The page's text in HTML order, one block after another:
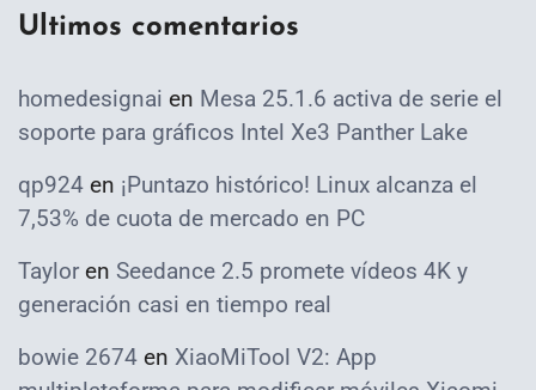
Ultimos comentarios
homedesignai en Mesa 25.1.6 activa de serie el
soporte para gráficos Intel Xe3 Panther Lake
qp924 en ¡Puntazo histórico! Linux alcanza el
7,53% de cuota de mercado en PC
Taylor en Seedance 2.5 promete vídeos 4K y
generación casi en tiempo real
bowie 2674 en XiaoMiTool V2: App